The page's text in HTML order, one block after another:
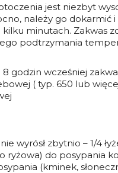
jest niezbyt
należy go dokarmić
kilku minutach. Zakwas
podtrzymania
godzin wcześniej
( typ. 650 lub
wyrósł zbytnio – 1/4
ryżowa) do posypania
(kminek,